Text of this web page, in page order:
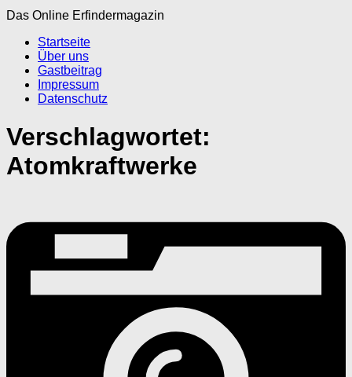
Das Online Erfindermagazin
Startseite
Über uns
Gastbeitrag
Impressum
Datenschutz
Verschlagwortet:
Atomkraftwerke